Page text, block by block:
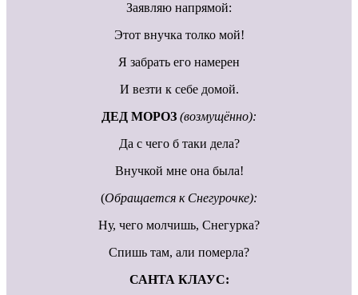
Заявляю напрямой:
Этот внучка толко мой!
Я забрать его намерен
И везти к себе домой.
ДЕД МОРОЗ (возмущённо):
Да с чего б таки дела?
Внучкой мне она была!
(Обращается к Снегурочке):
Ну, чего молчишь, Снегурка?
Спишь там, али померла?
САНТА КЛАУС: